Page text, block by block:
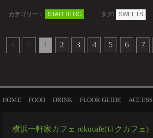
カテゴリー： STAFFBLOG タグ: SWEETS
« < 1 2 3 4 5 6 7
HOME FOOD DRINK FLOOR GUIDE ACCESS
横浜一軒家カフェ rokucafe(ロクカフェ)